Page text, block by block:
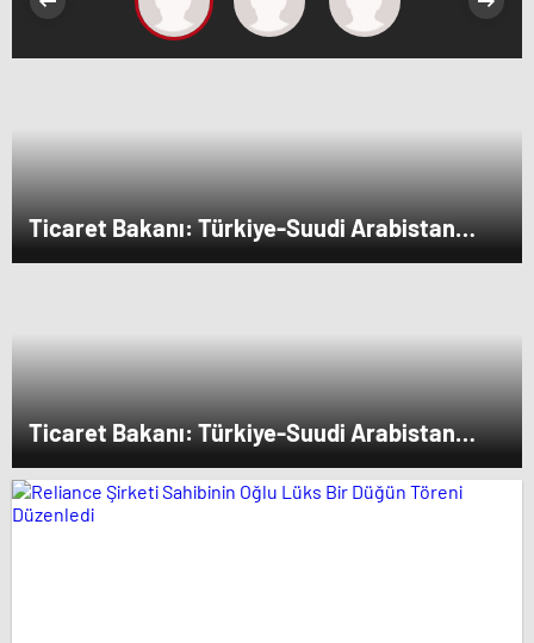
Ticaret Bakanı: Türkiye-Suudi Arabistan
ticaret hacmi artacak
Ticaret Bakanı: Türkiye-Suudi Arabistan
ticaret hacmi artacak